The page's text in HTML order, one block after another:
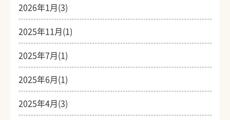
2026年1月(3)
2025年11月(1)
2025年7月(1)
2025年6月(1)
2025年4月(3)